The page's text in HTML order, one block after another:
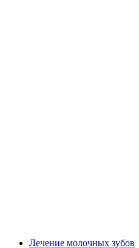
Лечение молочных зубов